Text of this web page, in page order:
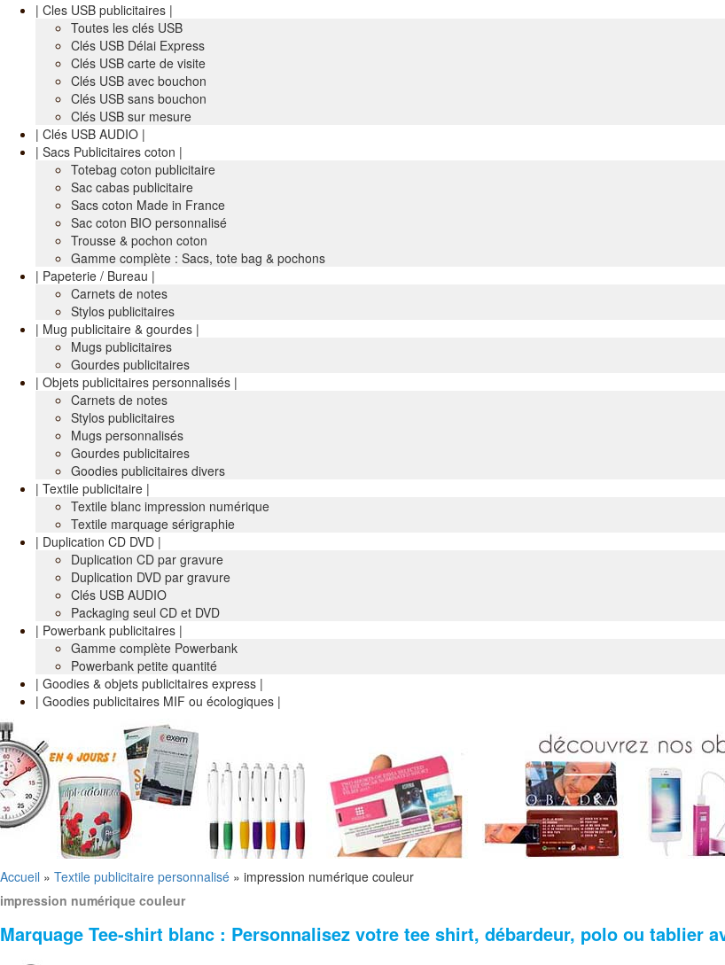
| Cles USB publicitaires |
Toutes les clés USB
Clés USB Délai Express
Clés USB carte de visite
Clés USB avec bouchon
Clés USB sans bouchon
Clés USB sur mesure
| Clés USB AUDIO |
| Sacs Publicitaires coton |
Totebag coton publicitaire
Sac cabas publicitaire
Sacs coton Made in France
Sac coton BIO personnalisé
Trousse & pochon coton
Gamme complète : Sacs, tote bag & pochons
| Papeterie / Bureau |
Carnets de notes
Stylos publicitaires
| Mug publicitaire & gourdes |
Mugs publicitaires
Gourdes publicitaires
| Objets publicitaires personnalisés |
Carnets de notes
Stylos publicitaires
Mugs personnalisés
Gourdes publicitaires
Goodies publicitaires divers
| Textile publicitaire |
Textile blanc impression numérique
Textile marquage sérigraphie
| Duplication CD DVD |
Duplication CD par gravure
Duplication DVD par gravure
Clés USB AUDIO
Packaging seul CD et DVD
| Powerbank publicitaires |
Gamme complète Powerbank
Powerbank petite quantité
| Goodies & objets publicitaires express |
| Goodies publicitaires MIF ou écologiques |
Accueil » Textile publicitaire personnalisé » impression numérique couleur
impression numérique couleur
Marquage Tee-shirt blanc : Personnalisez votre tee shirt, débardeur, polo ou tablier